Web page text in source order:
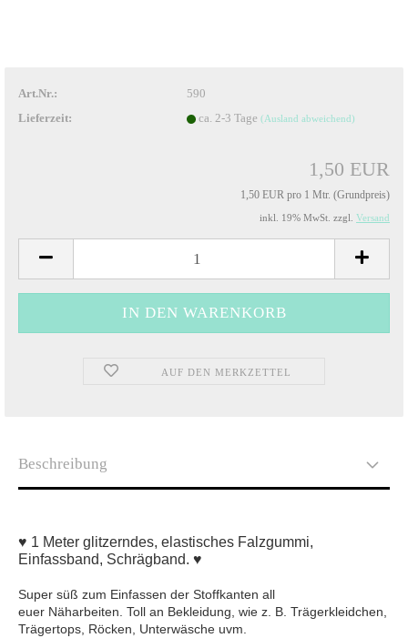
Art.Nr.:
590
Lieferzeit:
ca. 2-3 Tage (Ausland abweichend)
1,50 EUR
1,50 EUR pro 1 Mtr. (Grundpreis)
inkl. 19% MwSt. zzgl. Versand
AUF DEN MERKZETTEL
Beschreibung
♥ 1 Meter glitzerndes, elastisches Falzgummi,
Einfassband, Schrägband. ♥
Super süß zum Einfassen der Stoffkanten all
euer Näharbeiten. Toll an Bekleidung, wie z. B. Trägerkleidchen,
Trägertops, Röcken, Unterwäsche uvm.